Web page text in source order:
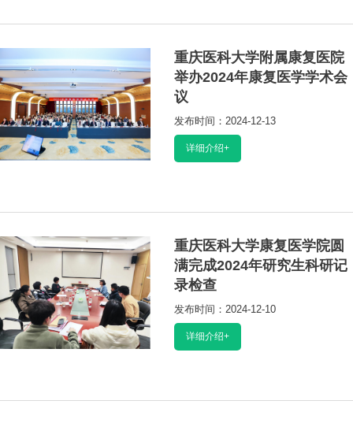
重庆医科大学附属康复医院
举办2024年康复医学学术会
议
发布时间：2024-12-13
阅读：33660
详细介绍+
重庆医科大学康复医学院圆
满完成2024年研究生科研记
录检查
发布时间：2024-12-10
阅读：33183
详细介绍+